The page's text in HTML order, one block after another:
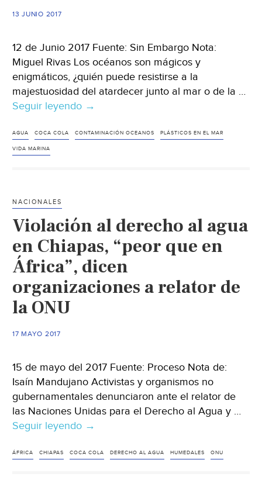
13 JUNIO 2017
12 de Junio 2017 Fuente: Sin Embargo Nota:
Miguel Rivas Los océanos son mágicos y
enigmáticos, ¿quién puede resistirse a la
majestuosidad del atardecer junto al mar o de la …
Seguir leyendo Océanos
en
salvarlos?
→
AGUA COCA COLA CONTAMINACIÓN OCEANOS PLÁSTICOS EN EL MAR
VIDA MARINA
NACIONALES
Violación al derecho al agua
en Chiapas, “peor que en
África”, dicen
organizaciones a relator de
la ONU
17 MAYO 2017
15 de mayo del 2017 Fuente: Proceso Nota de:
Isaín Mandujano Activistas y organismos no
gubernamentales denunciaron ante el relator de
las Naciones Unidas para el Derecho al Agua y …
Seguir leyendo Violación
derecho
→
ÁFRICA CHIAPAS COCA COLA DERECHO AL AGUA HUMEDALES ONU